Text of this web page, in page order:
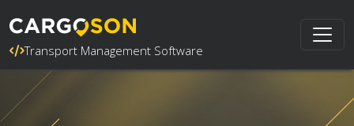
Transport Management Software